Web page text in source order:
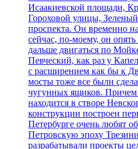
Исаакиевской площади,
Гороховой улицы,
проспекта. Он временно
сейчас, по-моему, он
дальше двигаться по
Певческий, как раз у
с расширением как бы к
мосты тоже все были
чугунных ящиков. Причем
находится в створе
конструкции построен
Петербурге очень любят
Петровскую эпоху
разрабатывали проекты